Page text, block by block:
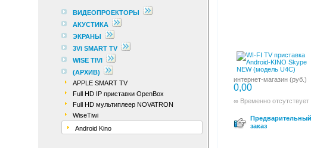
интернет-магазин (руб.)
0,00
∞ Временно отсутствует
Предварительный
заказ
ВИДЕОПРОЕКТОРЫ
АКУСТИКА
ЭКРАНЫ
3Vi SMART TV
WISE TIVI
(АРХИВ)
APPLE SMART TV
Full HD IP приставки OpenBox
Full HD мультиплеер NOVATRON
WiseTiwi
Android Kino